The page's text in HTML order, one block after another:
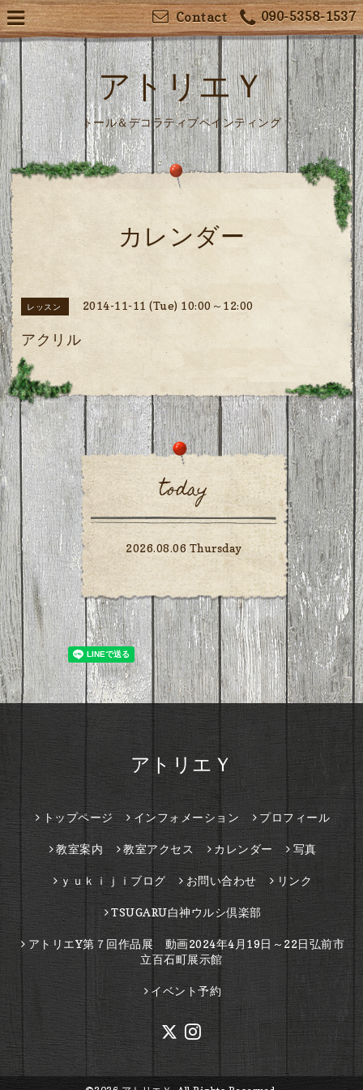
090-5358-1537
Contact
アトリエＹ
トール＆デコラティブペインティング
カレンダー
レッスン 2014-11-11 (Tue) 10:00～12:00
アクリル
today
2026.08.06 Thursday
アトリエＹ
トップページ インフォメーション プロフィール
教室案内 教室アクセス カレンダー 写真
ｙｕｋｉｊｉブログ お問い合わせ リンク
TSUGARU白神ウルシ倶楽部
アトリエY第７回作品展 動画2024年4月19日～22日弘前市
立百石町展示館
イベント予約